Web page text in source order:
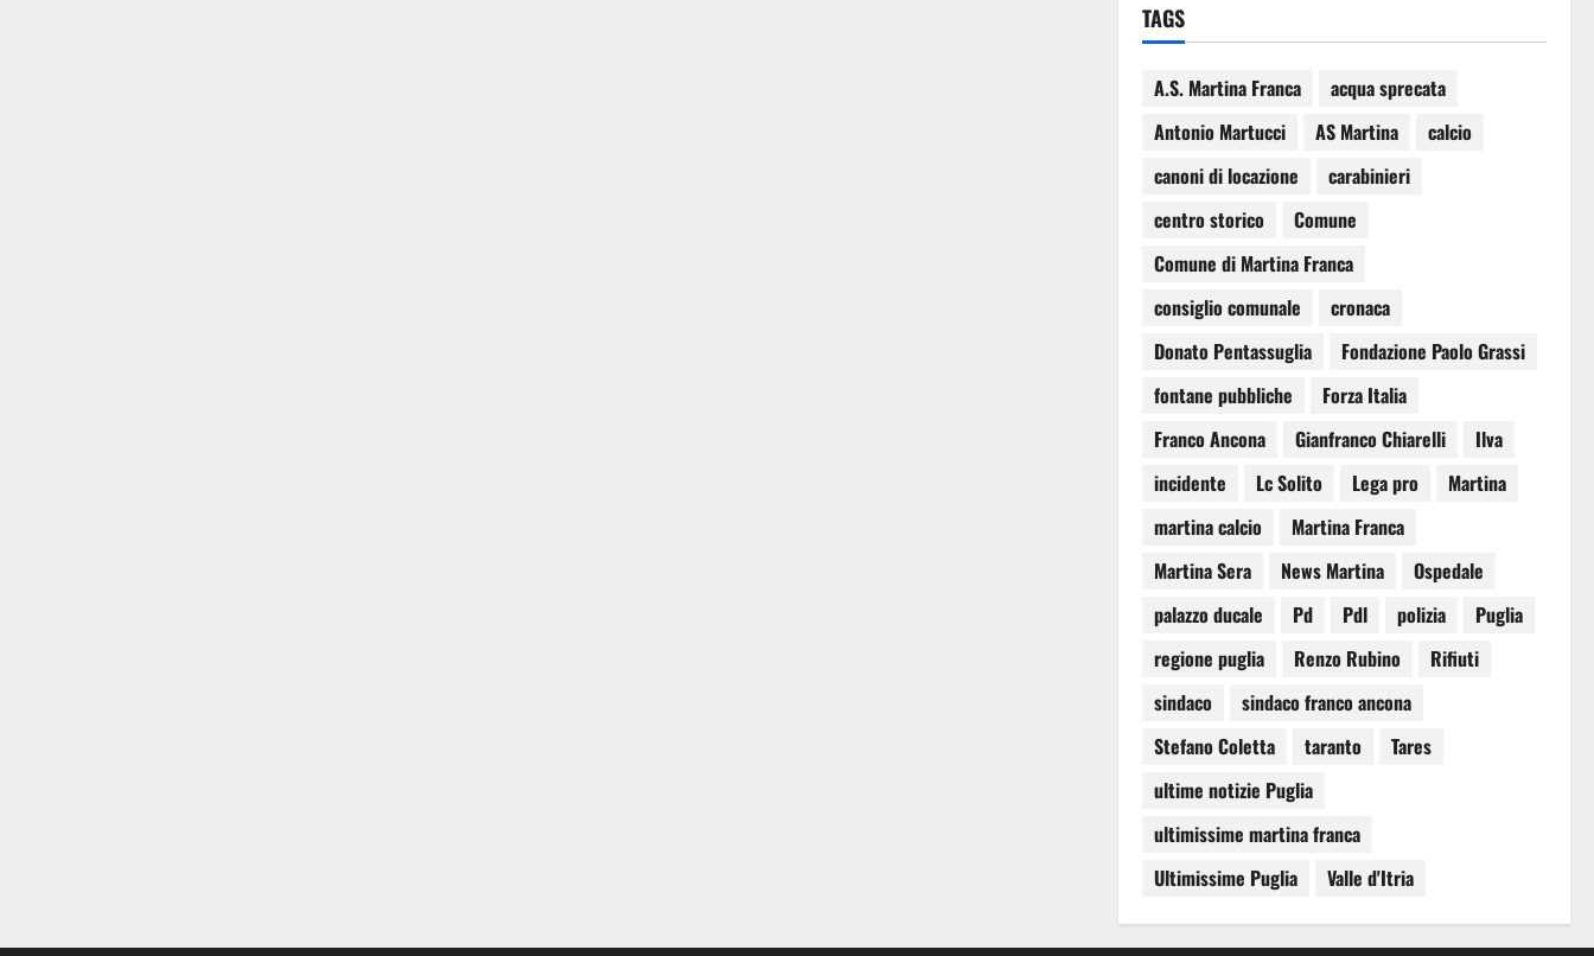
TAGS
A.S. Martina Franca
acqua sprecata
Antonio Martucci
AS Martina
calcio
canoni di locazione
carabinieri
centro storico
Comune
Comune di Martina Franca
consiglio comunale
cronaca
Donato Pentassuglia
Fondazione Paolo Grassi
fontane pubbliche
Forza Italia
Franco Ancona
Gianfranco Chiarelli
Ilva
incidente
Lc Solito Lega pro
Martina
martina calcio
Martina Franca
Martina Sera
News Martina
Ospedale
palazzo ducale
Pd Pdl polizia
Puglia
regione puglia
Renzo Rubino
Rifiuti
sindaco
sindaco franco ancona
Stefano Coletta
taranto
Tares
ultime notizie Puglia
ultimissime martina franca
Ultimissime Puglia
Valle d'Itria